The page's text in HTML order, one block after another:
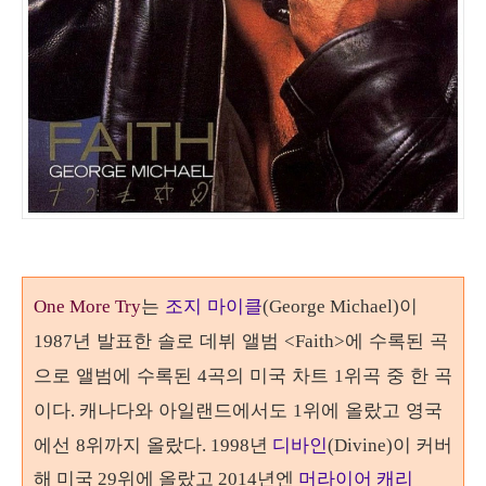
One More Try는 조지 마이클(George Michael)이
1987년 발표한 솔로 데뷔 앨범 <Faith>에 수록된 곡
으로 앨범에 수록된 4곡의 미국 차트 1 위곡 중 한 곡
이다. 캐나다와 아일랜드에서도 1 위에 올랐고 영국
에선 8위까지 올랐다. 1998년 디바인(Divine)이 커버
해 미국 29위에 올랐고 2014년엔 머라이어 캐리